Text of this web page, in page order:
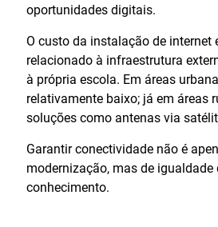
oportunidades digitais.
O custo da instalação de internet
relacionado à infraestrutura
à própria escola. Em áreas
relativamente baixo; já em áreas
soluções como antenas via
Garantir conectividade não é
modernização, mas de igualdade
conhecimento.